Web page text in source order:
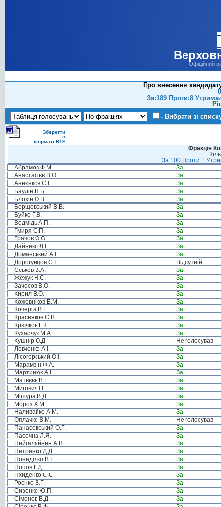
Офіційний
Про внесення
За:189 Проти:8
- Вибрати зі
Зберегти
в
форматі RTF
Фракція
За:100 Проти:1
Абрамов Ф.М.
За
Анастасієв В.О.
За
Аннєнков Є.І.
За
Баулін П.Б.
За
Блохін О.В.
За
Борщевський В.В.
За
Буйко Г.В.
За
Ведмідь А.П.
За
Гмиря С.П.
За
Грачов О.О.
За
Дайнеко Л.І.
За
Доманський А.І.
За
Дорогунцов С.І.
Відсутній
Єськов В.А.
За
Жежук Н.С.
За
Зачосов В.О.
За
Кирил В.О.
За
Кожевніков Б.М.
За
Кочерга В.Г.
За
Красняков Є.В.
За
Крючков Г.К.
За
Кухарчук М.А.
За
Кушнір О.Д.
Не голосував
Левченко А.І.
За
Лісогорський О.І.
За
Марамзін Ф.А.
За
Мартинюк А.І.
За
Матвєєв В.Г.
За
Мигович І.І.
За
Мішура В.Д.
За
Мороз А.М.
За
Наливайко А.М.
За
Оплачко В.М.
Не голосував
Панасовський О.Г.
За
Пасечна Л.Я.
За
Пейгалайнен А.В.
За
Петренко Д.Д.
За
Понеділко В.І.
За
Попов Г.Д.
За
Пхиденко С.С.
За
Роєнко В.Г.
За
Сизенко Ю.П.
За
Сімонов В.Д.
За